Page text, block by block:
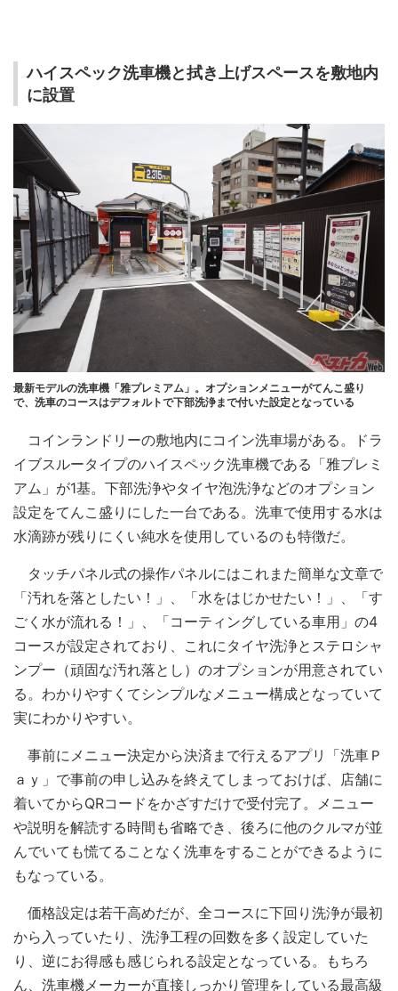
ハイスペック洗車機と拭き上げスペースを敷地内
に設置
最新モデルの洗車機「雅プレミアム」。オプションメニューがてんこ盛り
で、洗車のコースはデフォルトで下部洗浄まで付いた設定となっている
コインランドリーの敷地内にコイン洗車場がある。ドラ
イブスルータイプのハイスペック洗車機である「雅プレミ
アム」が1基。下部洗浄やタイヤ泡洗浄などのオプション
設定をてんこ盛りにした一台である。洗車で使用する水は
水滴跡が残りにくい純水を使用しているのも特徴だ。
タッチパネル式の操作パネルにはこれまた簡単な文章で
「汚れを落としたい！」、「水をはじかせたい！」、「す
ごく水が流れる！」、「コーティングしている車用」の4
コースが設定されており、これにタイヤ洗浄とステロシャ
ンプー（頑固な汚れ落とし）のオプションが用意されてい
る。わかりやすくてシンプルなメニュー構成となっていて
実にわかりやすい。
事前にメニュー決定から決済まで行えるアプリ「洗車Ｐ
ａｙ」で事前の申し込みを終えてしまっておけば、店舗に
着いてからQRコードをかざすだけで受付完了。メニュー
や説明を解読する時間も省略でき、後ろに他のクルマが並
んでいても慌てることなく洗車をすることができるように
もなっている。
価格設定は若干高めだが、全コースに下回り洗浄が最初
から入っていたり、洗浄工程の回数を多く設定していた
り、逆にお得感も感じられる設定となっている。もちろ
ん、洗車機メーカーが直接しっかり管理をしている最高級